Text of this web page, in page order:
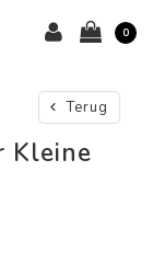
0
Terug
Kleine